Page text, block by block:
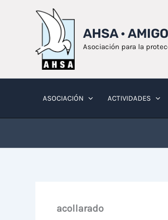
AHSA ·
Asociación para la
ASOCIACIÓN ACTIVIDADES
acollarado